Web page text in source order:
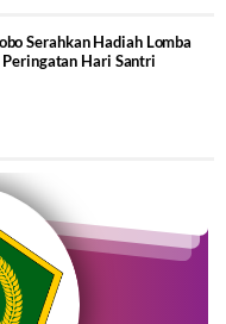
Serahkan Hadiah Lomba
Hari Santri